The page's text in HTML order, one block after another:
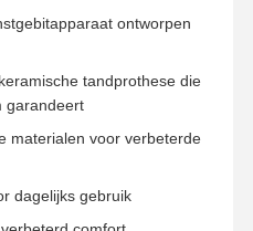
ontworpen
tandprothese die
garandeert
materialen voor verbeterde
dagelijks gebruik